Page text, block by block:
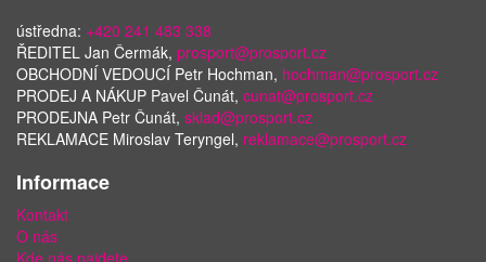
ústředna: +420 241 483 338
ŘEDITEL Jan Čermák, prosport@prosport.cz
OBCHODNÍ VEDOUCÍ Petr Hochman, hochman@prosport.cz
PRODEJ A NÁKUP Pavel Čunát, cunat@prosport.cz
PRODEJNA Petr Čunát, sklad@prosport.cz
REKLAMACE Miroslav Teryngel, reklamace@prosport.cz
Informace
Kontakt
O nás
Kde nás najdete